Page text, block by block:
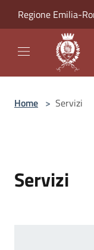
Regione Emilia-
Home > Servizi
Servizi